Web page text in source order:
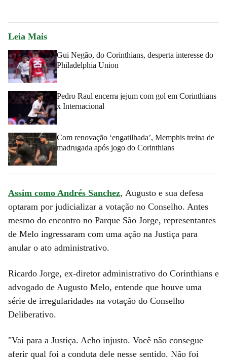
Leia Mais
Gui Negão, do Corinthians, desperta interesse do
Philadelphia Union
Pedro Raul encerra jejum com gol em Corinthians
x Internacional
Com renovação ‘engatilhada’, Memphis treina de
madrugada após jogo do Corinthians
Assim como Andrés Sanchez, Augusto e sua defesa
optaram por judicializar a votação no Conselho. Antes
mesmo do encontro no Parque São Jorge, representantes
de Melo ingressaram com uma ação na Justiça para
anular o ato administrativo.
Ricardo Jorge, ex-diretor administrativo do Corinthians e
advogado de Augusto Melo, entende que houve uma
série de irregularidades na votação do Conselho
Deliberativo.
"Vai para a Justiça. Acho injusto. Você não consegue
aferir qual foi a conduta dele nesse sentido. Não foi